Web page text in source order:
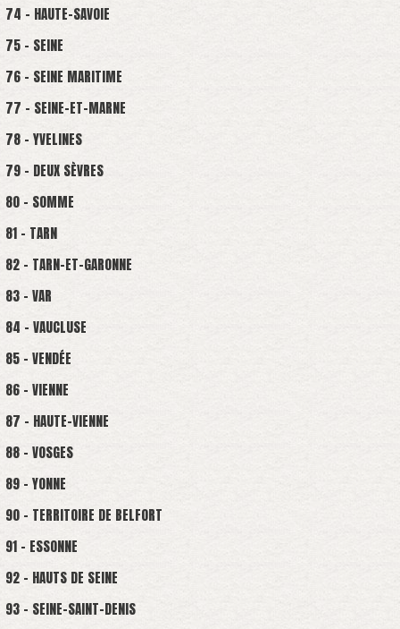
74 - HAUTE-SAVOIE
75 - SEINE
76 - SEINE MARITIME
77 - SEINE-ET-MARNE
78 - YVELINES
79 - DEUX SÈVRES
80 - SOMME
81 - TARN
82 - TARN-ET-GARONNE
83 - VAR
84 - VAUCLUSE
85 - VENDÉE
86 - VIENNE
87 - HAUTE-VIENNE
88 - VOSGES
89 - YONNE
90 - TERRITOIRE DE BELFORT
91 - ESSONNE
92 - HAUTS DE SEINE
93 - SEINE-SAINT-DENIS